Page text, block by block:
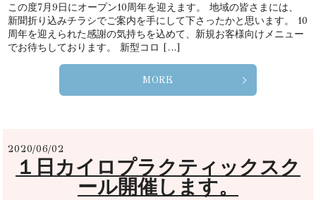
この度7月9日にオープン10周年を迎えます。 地域の皆さまには、
新聞折り込みチラシでご案内を手にして下さったかと思います。 10
周年を迎えられた感謝の気持ちを込めて、新規お客様向けメニュー
でお待ちしております。 新型コロ […]
MORE
2020/06/02
１日カイロプラクティックスク
ール開催します。